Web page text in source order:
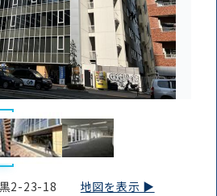
黒2-23-18 地図を表示 ▶︎